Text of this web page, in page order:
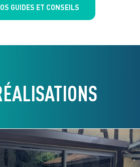
GUIDES ET CONSEILS